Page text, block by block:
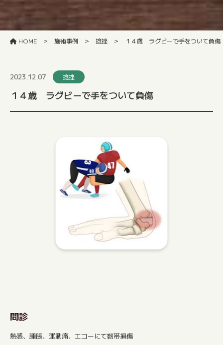
HOME > 施術事例 > 捻挫 > １４歳 ラグビーで手をついて負傷
2023.12.07 捻挫
１４歳 ラグビーで手をついて負傷
問診
熱感、腫脹、運動痛、エコーにて靭帯損傷